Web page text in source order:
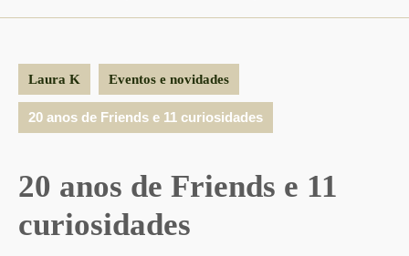
Laura K Eventos e novidades
20 anos de Friends e 11 curiosidades
20 anos de Friends e 11
curiosidades